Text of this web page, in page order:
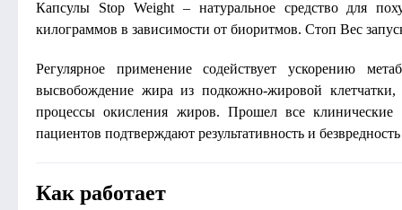
Капсулы Stop Weight – натуральное средство для
килограммов в зависимости от биоритмов. Стоп Вес
Регулярное применение содействует ускорению
высвобождение жира из подкожно-жировой клетчатки,
процессы окисления жиров. Прошел все клинические
пациентов подтверждают результативность и
Как работает